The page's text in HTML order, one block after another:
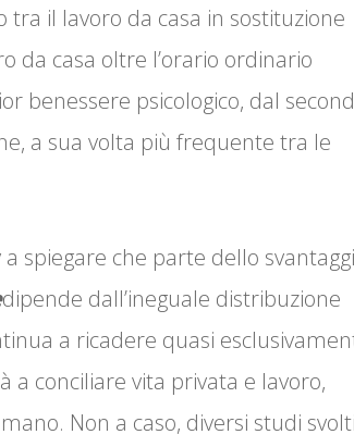
tra il lavoro da casa in sostituzione
da casa oltre l’orario ordinario
benessere psicologico, dal
a sua volta più frequente tra le
spiegare che parte dello
dipende dall’ineguale distribuzione
a ricadere quasi
conciliare vita privata e lavoro,
Non a caso, diversi studi svolti